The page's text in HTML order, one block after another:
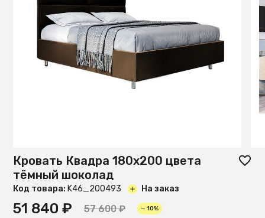
Кровать Квадра 180х200 цвета
тёмный шоколад
Код товара: K46_200493 На заказ
51 840 ₽ 57 600 ₽ — 10%